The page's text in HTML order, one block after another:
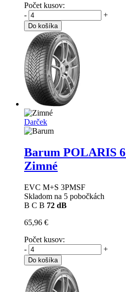
Počet kusov:
-
+
Do košíka
Darček
Barum POLARIS 6
Zimné
EVC M+S 3PMSF
Skladom na 5 pobočkách
B C B 72 dB
65,96 €
Počet kusov:
-
+
Do košíka